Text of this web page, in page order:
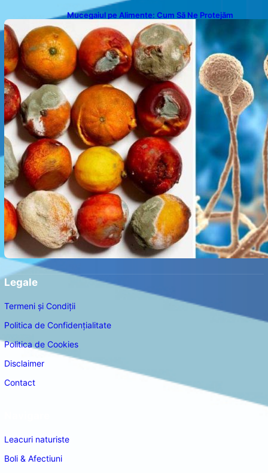
Mucegaiul pe Alimente: Cum Să Ne Protejăm
Legale
Termeni și Condiții
Politica de Confidențialitate
Politica de Cookies
Disclaimer
Contact
Leacuri naturiste
Boli & Afectiuni